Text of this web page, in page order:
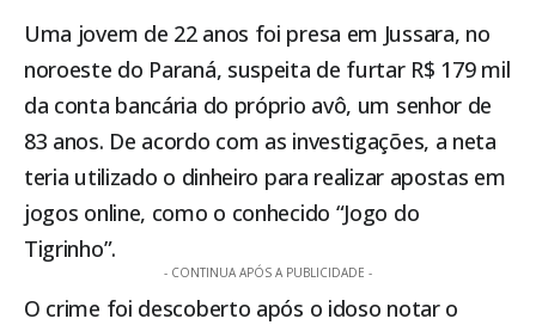
Uma jovem de 22 anos foi presa em Jussara, no
noroeste do Paraná, suspeita de furtar R$ 179 mil
da conta bancária do próprio avô, um senhor de
83 anos. De acordo com as investigações, a neta
teria utilizado o dinheiro para realizar apostas em
jogos online, como o conhecido “Jogo do
Tigrinho”.
- CONTINUA APÓS A PUBLICIDADE -
O crime foi descoberto após o idoso notar o